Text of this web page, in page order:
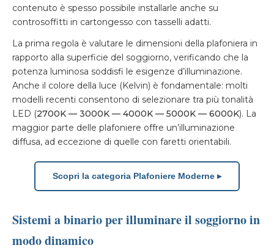
contenuto è spesso possibile installarle anche su
controsoffitti in cartongesso con tasselli adatti.
La prima regola è valutare le dimensioni della plafoniera in
rapporto alla superficie del soggiorno, verificando che la
potenza luminosa soddisfi le esigenze d’illuminazione.
Anche il colore della luce (Kelvin) è fondamentale: molti
modelli recenti consentono di selezionare tra più tonalità
LED (2700K — 3000K — 4000K — 5000K — 6000K). La
maggior parte delle plafoniere offre un’illuminazione
diffusa, ad eccezione di quelle con faretti orientabili.
Scopri la categoria Plafoniere Moderne ▸
Sistemi a binario per illuminare il soggiorno in
modo dinamico